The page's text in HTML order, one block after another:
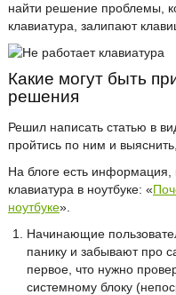
найти решение проблемы,
клавиатура, залипают
Какие могут быть
решения
Решил написать статью в
пройтись по ним и
На блоге есть информация,
клавиатура в ноутбуке: «
ноутбуке».
Начинающие
панику и забывают про
первое, что нужно
системному блоку